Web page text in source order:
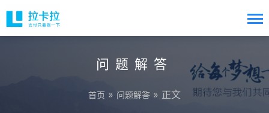
问题解答
首页 » 问题解答 » 正文